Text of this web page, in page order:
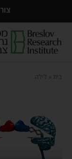
בית לילה